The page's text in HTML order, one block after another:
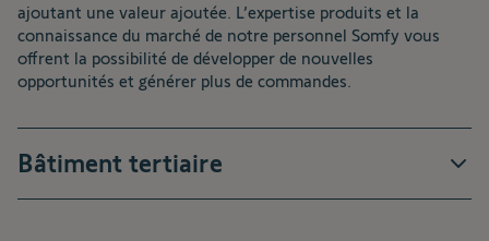
ajoutant une valeur ajoutée. L’expertise produits et la
connaissance du marché de notre personnel Somfy vous
offrent la possibilité de développer de nouvelles
opportunités et générer plus de commandes.
Bâtiment tertiaire